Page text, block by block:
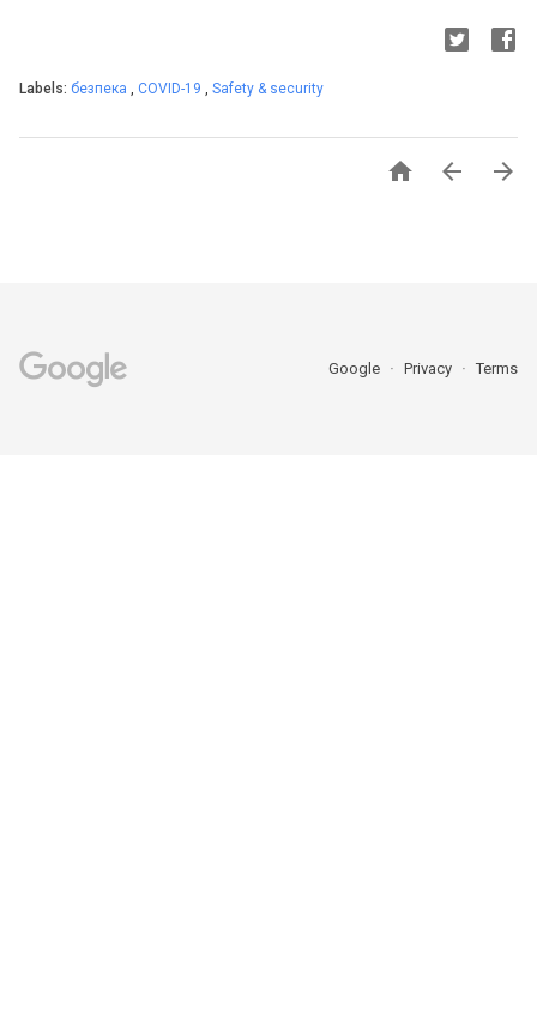
Labels: безпека , COVID-19 , Safety & security
  
Google Privacy Terms